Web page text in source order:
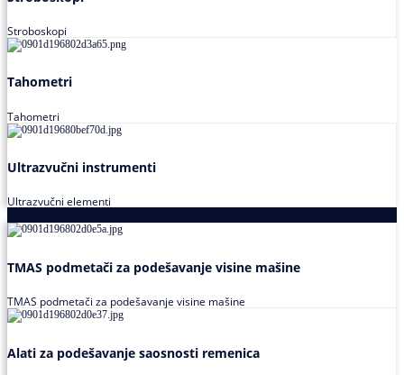
Stroboskopi
Tahometri
Tahometri
Ultrazvučni instrumenti
Ultrazvučni elementi
TMAS podmetači za podešavanje visine mašine
TMAS podmetači za podešavanje visine mašine
Alati za podešavanje saosnosti remenica